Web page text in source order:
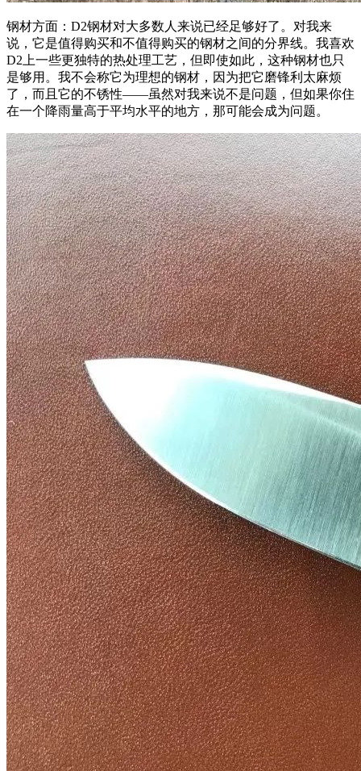
钢材方面：D2钢材对大多数人来说已经足够好了。对我来
说，它是值得购买和不值得购买的钢材之间的分界线。我喜欢
D2上一些更独特的热处理工艺，但即使如此，这种钢材也只
是够用。我不会称它为理想的钢材，因为把它磨锋利太麻烦
了，而且它的不锈性——虽然对我来说不是问题，但如果你住
在一个降雨量高于平均水平的地方，那可能会成为问题。